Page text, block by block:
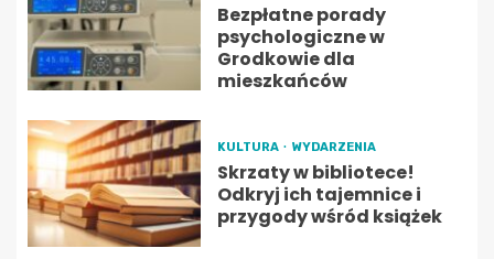
Bezpłatne porady
psychologiczne w
Grodkowie dla
mieszkańców
KULTURA WYDARZENIA
Skrzaty w bibliotece!
Odkryj ich tajemnice i
przygody wśród książek